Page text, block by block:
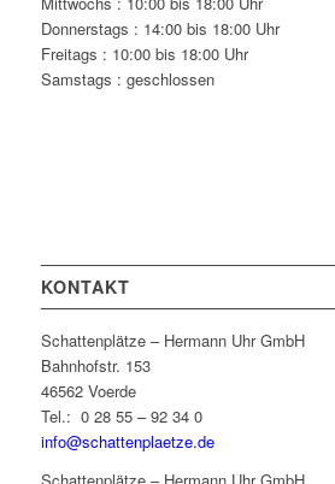
Donnerstags : 14:00 bis 18:00 Uhr
Freitags : 10:00 bis 18:00 Uhr
Samstags : geschlossen
KONTAKT
Schattenplätze – Hermann Uhr GmbH
Bahnhofstr. 153
46562 Voerde
Tel.: 0 28 55 – 92 34 0
info@schattenplaetze.de